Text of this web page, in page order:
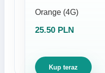
Orange (4G)
25.50 PLN
Kup teraz